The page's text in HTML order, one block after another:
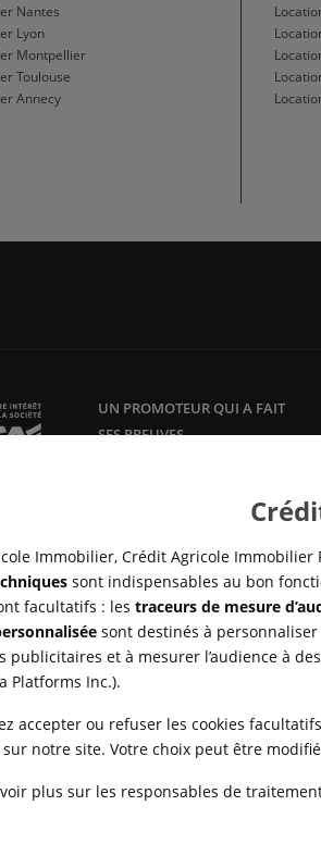
Nantes
Lyon
Montpellier
Toulouse
Annecy
UN PROMOTEUR QUI A FAIT
SES PREUVES
vente de logements neufsdepuis
CONDITIONS GÉNÉRALES
Immobilier, Crédit Agricole
sont indispensables au bon
facultatifs : les traceurs de mesure
sont destinés à personnaliser
publicitaires et à mesurer l’audience à
Platforms Inc.).
accepter ou refuser les cookies
notre site. Votre choix peut être
plus sur les responsables de